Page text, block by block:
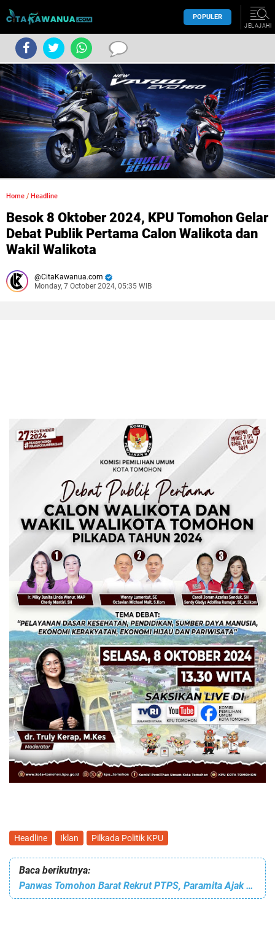
POPULER
JELAJAHI
Home / Headline
Besok 8 Oktober 2024, KPU Tomohon Gelar
Debat Publik Pertama Calon Walikota dan
Wakil Walikota
CitaKawanua.com
Monday, 7 October 2024, 05:35 WIB
Headline Iklan Pilkada Politik KPU
Baca berikutnya:
Panwas Tomohon Barat Rekrut PTPS, Paramita Ajak Jaga Netralitas